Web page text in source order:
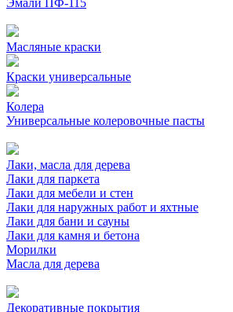
Эмали ПФ-115
Масляные краски
Краски универсальные
Колера
Универсальные колеровочные пасты
Лаки, масла для дерева
Лаки для паркета
Лаки для мебели и стен
Лаки для наружных работ и яхтные
Лаки для бани и сауны
Лаки для камня и бетона
Морилки
Масла для дерева
Декоративные покрытия